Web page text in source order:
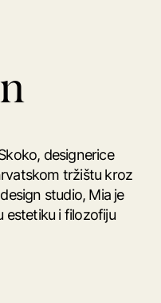
designerice
tržištu kroz
studio, Mia je
estetiku i filozofiju